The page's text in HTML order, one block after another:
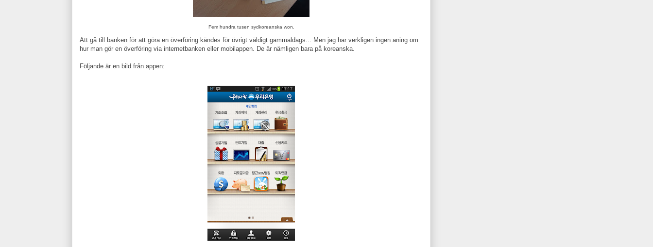
Fem hundra tusen sydkoreanska won.
Att gå till banken för att göra en överföring kändes för övrigt väldigt gammaldags... Men jag har verkligen ingen aning om
hur man gör en överföring via internetbanken eller mobilappen. De är nämligen bara på koreanska.
Följande är en bild från appen: